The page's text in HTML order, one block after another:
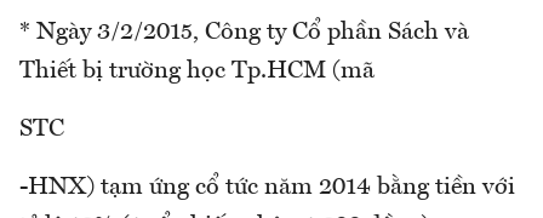
* Ngày 3/2/2015, Công ty Cổ phần Sách và
Thiết bị trường học Tp.HCM (mã
STC
-HNX) tạm ứng cổ tức năm 2014 bằng tiền với